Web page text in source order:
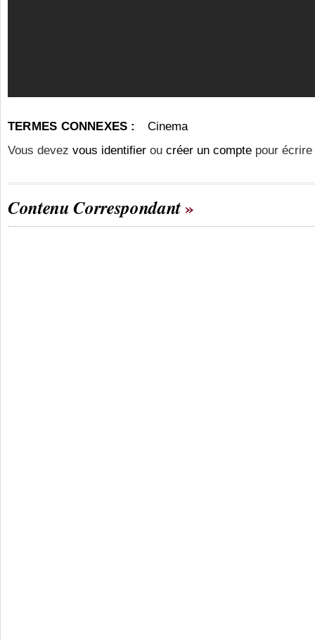
TERMES CONNEXES :
Cinema
Vous devez vous identifier ou créer un compte pour
Contenu Correspondant